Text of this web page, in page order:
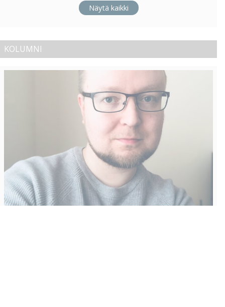
Näytä kaikki
KOLUMNI